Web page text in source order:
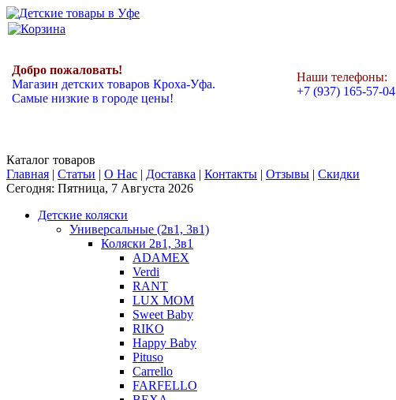
Добро пожаловать!
Магазин детских товаров Кроха-Уфа.
Самые низкие в городе цены!
Наши телефоны:
+7 (937) 165-57-04
Каталог товаров
Главная | Статьи | О Нас | Доставка | Контакты | Отзывы | Скидки
Сегодня: Пятница, 7 Августа 2026
Детские коляски
Универсальные (2в1, 3в1)
Коляски 2в1, 3в1
ADAMEX
Verdi
RANT
LUX MOM
Sweet Baby
RIKO
Happy Baby
Pituso
Carrello
FARFELLO